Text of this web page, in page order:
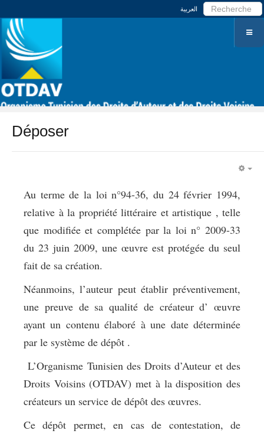
العربية
Déposer
Au terme de la loi n°94-36, du 24 février 1994,
relative à la propriété littéraire et artistique , telle
que modifiée et complétée par la loi n° 2009-33
du 23 juin 2009, une œuvre est protégée du seul
fait de sa création.
Néanmoins, l’auteur peut établir préventivement,
une preuve de sa qualité de créateur d’ œuvre
ayant un contenu élaboré à une date déterminée
par le système de dépôt .
L’Organisme Tunisien des Droits d’Auteur et des
Droits Voisins (OTDAV) met à la disposition des
créateurs un service de dépôt des œuvres.
Ce dépôt permet, en cas de contestation, de